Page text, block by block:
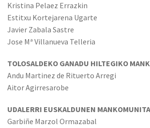
Kristina Pelaez Errazkin
Estitxu Kortejarena Ugarte
Javier Zabala Sastre
Jose Mª Villanueva Telleria
TOLOSALDEKO GANADU HILTEGIKO
Andu Martinez de Rituerto Arregi
Aitor Agirresarobe
UDALERRI EUSKALDUNEN
Garbiñe Marzol Ormazabal